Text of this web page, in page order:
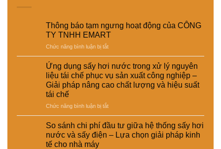
Thông báo tạm ngưng hoạt động của CÔNG
TY TNHH EMART
Chức năng bình luận bị tắtở
báo
ngưng
hoạt
của
TY
TNHH
EMART
Ứng dụng sấy hơi nước trong xử lý nguyên
liệu tái chế phục vụ sản xuất công nghiệp –
Giải pháp nâng cao chất lượng và hiệu suất
tái chế
Chức năng bình luận bị tắtở
dụng
sấy
So sánh chi phí đầu tư giữa hệ thống sấy hơi
nước và sấy điện – Lựa chọn giải pháp kinh
tế cho nhà máy